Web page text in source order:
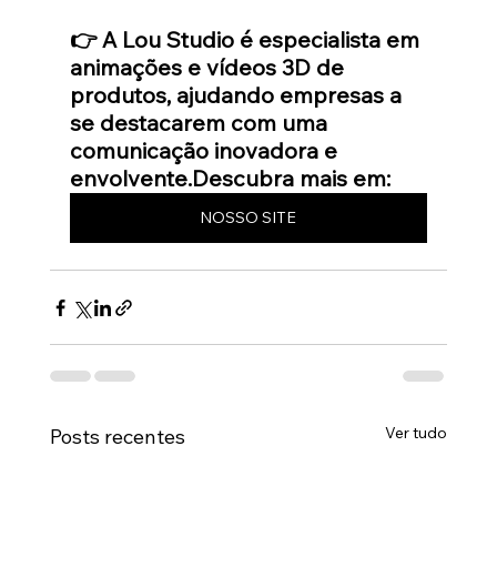
👉 A Lou Studio é especialista em
animações e vídeos 3D de
produtos, ajudando empresas a
se destacarem com uma
comunicação inovadora e
envolvente.Descubra mais em:
NOSSO SITE
Posts recentes Ver tudo